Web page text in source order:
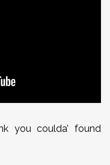
you coulda’ found